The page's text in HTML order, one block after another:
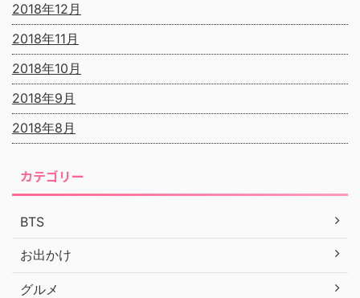
2018年12月
2018年11月
2018年10月
2018年9月
2018年8月
カテゴリー
BTS
お出かけ
グルメ